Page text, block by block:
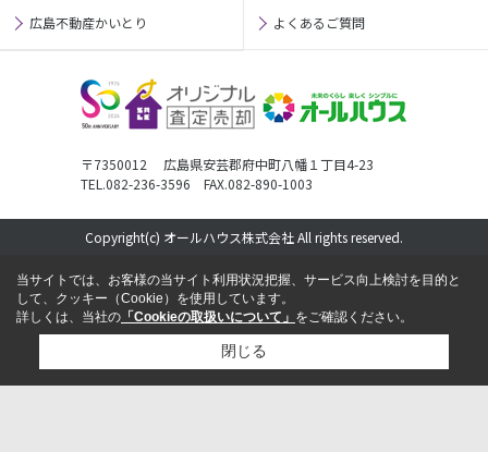
広島不動産かいとり よくあるご質問
〒7350012 広島県安芸郡府中町八幡１丁目4-23
TEL.082-236-3596 FAX.082-890-1003
Copyright(c) オールハウス株式会社 All rights reserved.
当サイトでは、お客様の当サイト利用状況把握、サービス向上検討を目的と
して、クッキー（Cookie）を使用しています。
詳しくは、当社の 「Cookieの取扱いについて」 をご確認ください。
閉じる